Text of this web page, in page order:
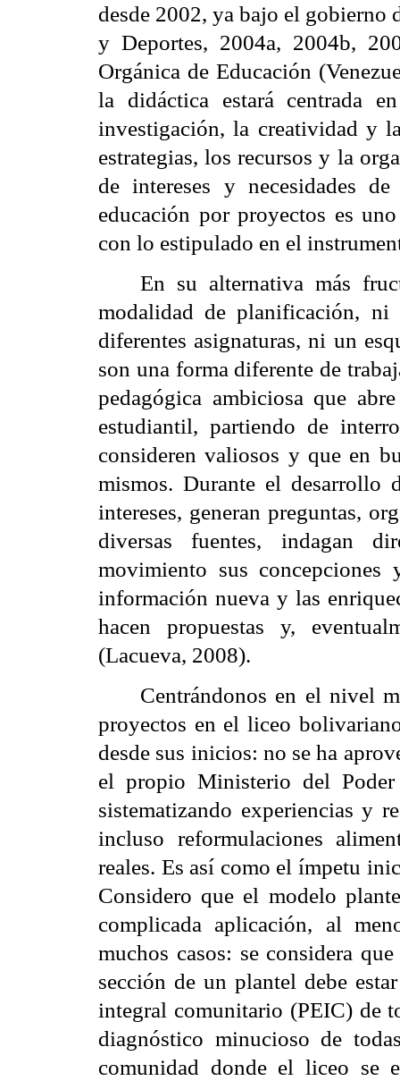
desde 2002, ya bajo el
y Deportes, 2004a, 2004b,
Orgánica de Educación
la didáctica estará centrada
investigación, la creatividad y
estrategias, los recursos y la
de intereses y necesidades
educación por proyectos es
con lo estipulado en el
En su alternativa más
modalidad de planificación,
diferentes asignaturas, ni un
son una forma diferente de
pedagógica ambiciosa que
estudiantil, partiendo de
consideren valiosos y que en
mismos. Durante el desarrollo
intereses, generan preguntas,
diversas fuentes, indagan
movimiento sus concepciones
información nueva y las
hacen propuestas y,
(Lacueva, 2008).
Centrándonos en el nivel
proyectos en el liceo
desde sus inicios: no se ha
el propio Ministerio del
sistematizando experiencias y
incluso reformulaciones
reales. Es así como el ímpetu
Considero que el modelo
complicada aplicación, al
muchos casos: se considera
sección de un plantel debe
integral comunitario (PEIC) de
diagnóstico minucioso de
comunidad donde el liceo se